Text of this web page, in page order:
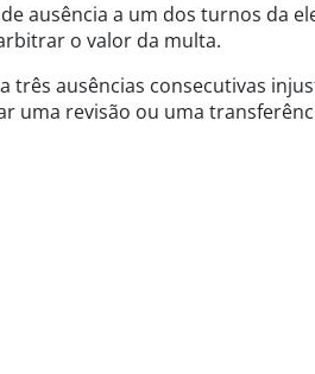
ausência a um dos turnos da
o valor da multa.
três ausências consecutivas
uma revisão ou uma